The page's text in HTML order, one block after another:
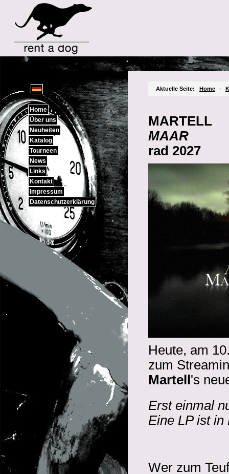
Home
Über uns
Neuheiten
Katalog
Tourneen
News
Links
Kontakt
Impressum
Datenschutzerklärung
Aktuelle Seite: Home •
MARTELL
MAAR
rad 2027
Heute, am
zum
Martell 's
Erst einmal
Eine LP ist in
Wer zum